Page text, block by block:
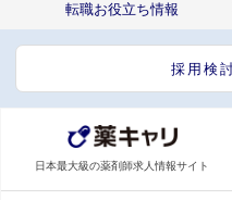
転職お役立ち情報
採用検
日本最大級の薬剤師求人情報サイト